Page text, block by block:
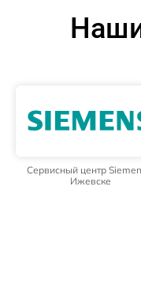
Сервисный центр
Ижевске